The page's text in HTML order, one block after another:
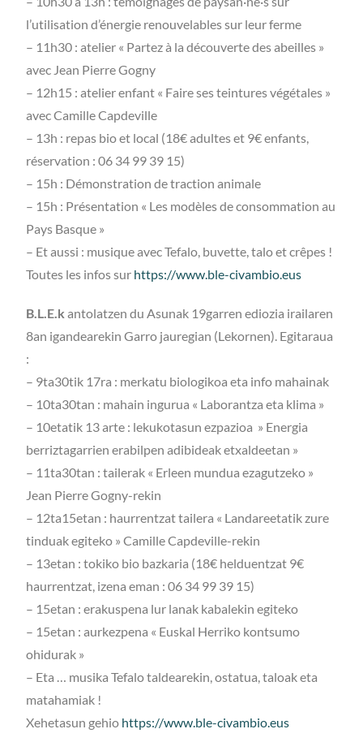
l’utilisation d’énergie renouvelables sur leur ferme
– 11h30 : atelier « Partez à la découverte des abeilles »
avec Jean Pierre Gogny
– 12h15 : atelier enfant « Faire ses teintures végétales »
avec Camille Capdeville
– 13h : repas bio et local (18€ adultes et 9€ enfants,
réservation : 06 34 99 39 15)
– 15h : Démonstration de traction animale
– 15h : Présentation « Les modèles de consommation au
Pays Basque »
– Et aussi : musique avec Tefalo, buvette, talo et crêpes !
Toutes les infos sur https://www.ble-civambio.eus
B.L.E.k antolatzen du Asunak 19garren ediozia irailaren
8an igandearekin Garro jauregian (Lekornen). Egitaraua
:
– 9ta30tik 17ra : merkatu biologikoa eta info mahainak
– 10ta30tan : mahain ingurua « Laborantza eta klima »
– 10etatik 13 arte : lekukotasun ezpazioa » Energia
berriztagarrien erabilpen adibideak etxaldeetan »
– 11ta30tan : tailerak « Erleen mundua ezagutzeko »
Jean Pierre Gogny-rekin
– 12ta15etan : haurrentzat tailera « Landareetatik zure
tinduak egiteko » Camille Capdeville-rekin
– 13etan : tokiko bio bazkaria (18€ helduentzat 9€
haurrentzat, izena eman : 06 34 99 39 15)
– 15etan : erakuspena lur lanak kabalekin egiteko
– 15etan : aurkezpena « Euskal Herriko kontsumo
ohidurak »
– Eta … musika Tefalo taldearekin, ostatua, taloak eta
matahamiak !
Xehetasun gehio https://www.ble-civambio.eus